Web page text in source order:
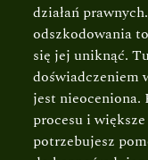
działań
odszkodowania
się jej uniknąć.
doświadczeniem
jest nieoceniona.
procesu i
potrzebujesz